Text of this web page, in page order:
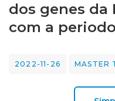
Statistics
dos genes da
com a
2022-11-26 MASTER